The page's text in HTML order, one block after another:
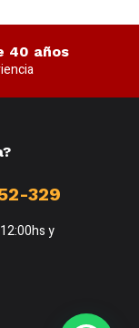
40 años
329
y